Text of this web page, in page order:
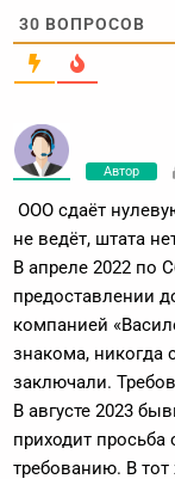
30 ВОПРОСОВ
Автор
ООО сдаёт
не ведёт, штата
В апреле 2022 по
предоставлении
компанией
знакома, никогда
заключали.
В августе 2023
приходит просьба
требованию. В